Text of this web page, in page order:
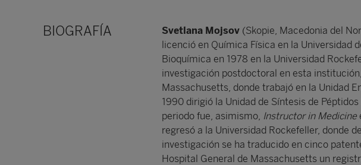
BIOGRAFÍA Svetlana Mojsov (Skopie, Macedonia del
licenció en Química Física en la Universidad
Bioquímica en 1978 en la Universidad
investigación postdoctoral en esta
Massachusetts, donde trabajó en la Unidad
1990 dirigió la Unidad de Síntesis de
periodo fue, asimismo, Instructor in Medicine
regresó a la Universidad Rockefeller, donde
investigación se ha traducido en cinco
Hospital General de Massachusetts un